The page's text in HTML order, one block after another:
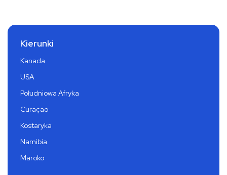
Kierunki
Kanada
USA
Południowa Afryka
Curaçao
Kostaryka
Namibia
Maroko